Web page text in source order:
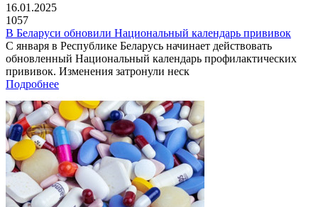
16.01.2025
1057
В Беларуси обновили Национальный календарь прививок
С января в Республике Беларусь начинает действовать
обновленный Национальный календарь профилактических
прививок. Изменения затронули неск
Подробнее